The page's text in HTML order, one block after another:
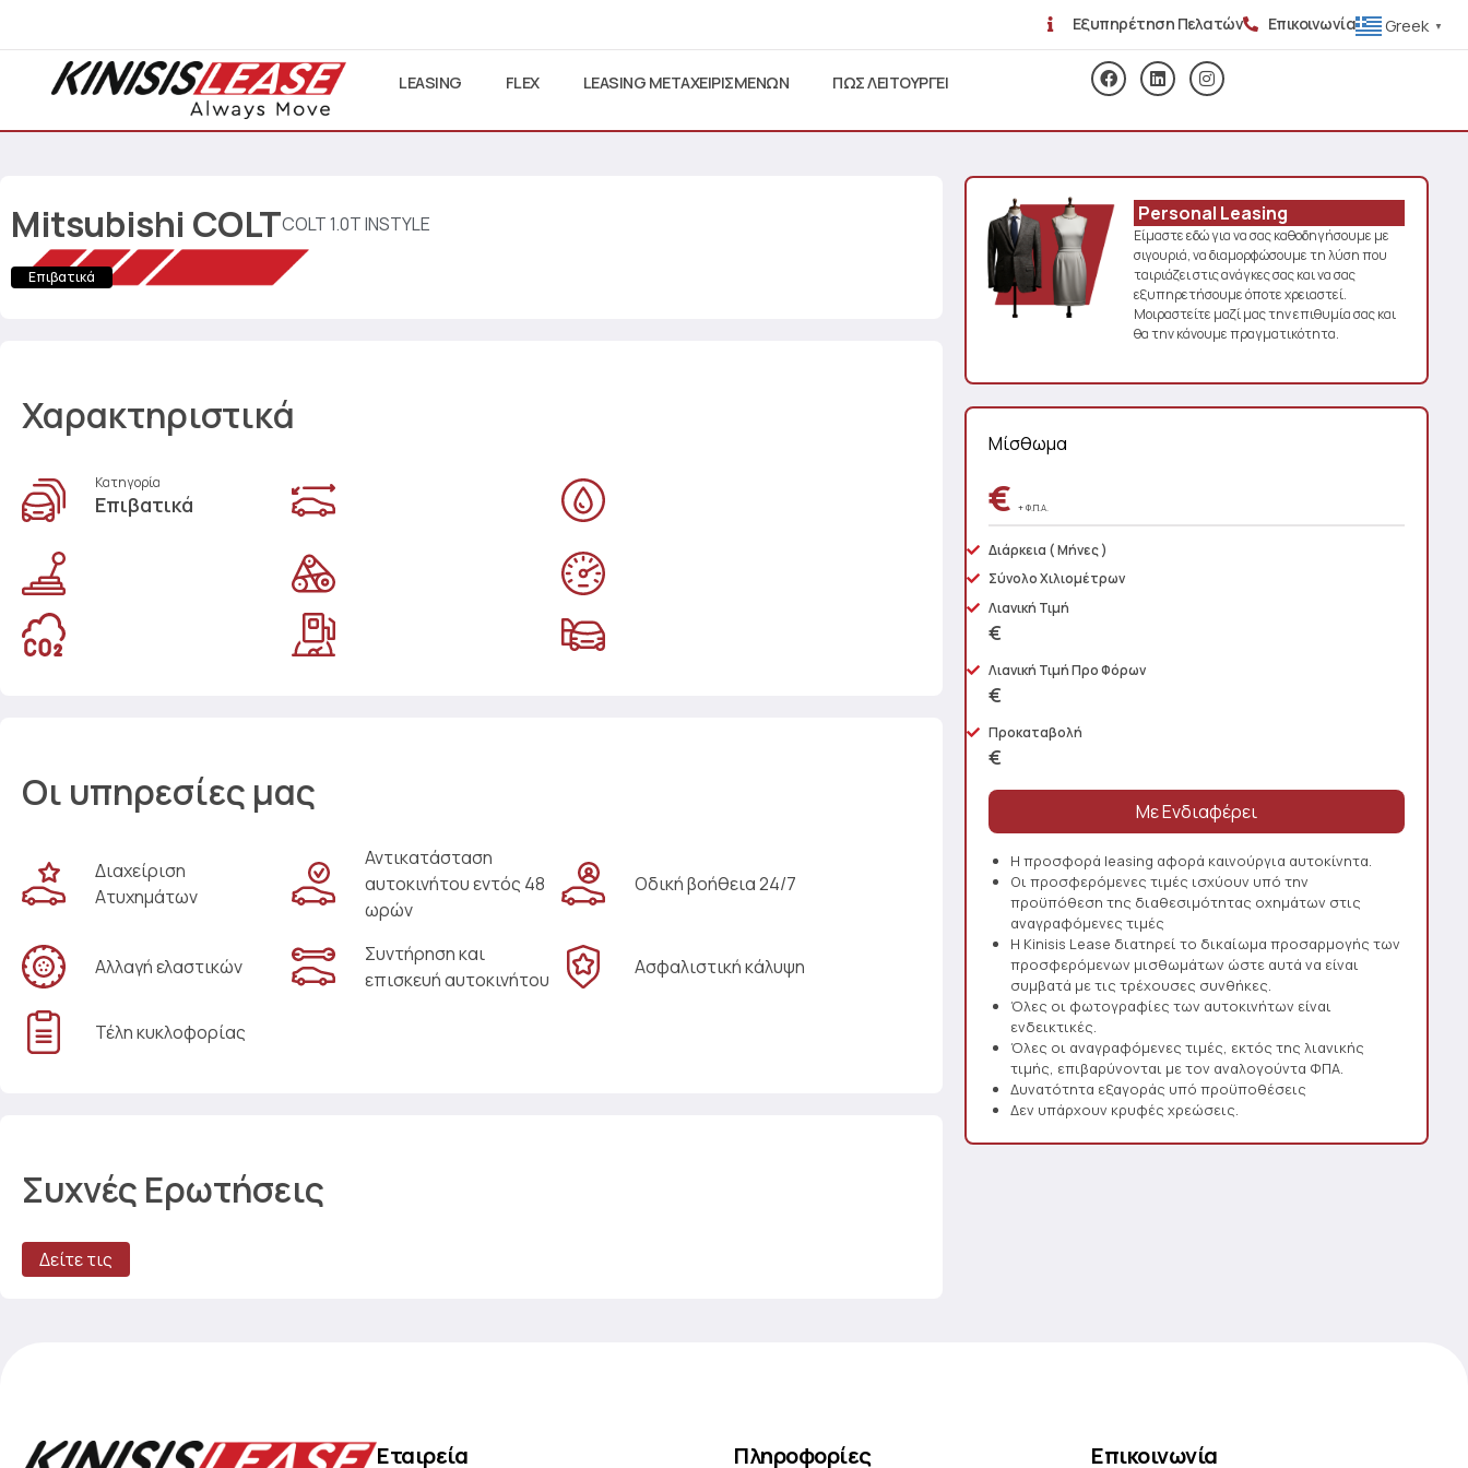
Εξυπηρέτηση Πελατών Επικοινωνία Greek ▼
LEASING FLEX LEASING ΜΕΤΑΧΕΙΡΙΣΜΕΝΩΝ ΠΩΣ ΛΕΙΤΟΥΡΓΕΙ
Mitsubishi COLTCOLT 1.0T INSTYLE
Επιβατικά
Χαρακτηριστικά
Κατηγορία
Επιβατικά
Οι υπηρεσίες μας
Διαχείριση
Ατυχημάτων
Αντικατάσταση
αυτοκινήτου εντός 48
ωρών
Οδική βοήθεια 24/7
Αλλαγή ελαστικών
Συντήρηση και
επισκευή αυτοκινήτου
Ασφαλιστική κάλυψη
Τέλη κυκλοφορίας
Συχνές Ερωτήσεις
Δείτε τις
Personal Leasing
Είμαστε εδώ για να σας καθοδηγήσουμε με
σιγουριά, να διαμορφώσουμε τη λύση που
ταιριάζει στις ανάγκες σας και να σας
εξυπηρετήσουμε όποτε χρειαστεί.
Μοιραστείτε μαζί μας την επιθυμία σας και
θα την κάνουμε πραγματικότητα.
Μίσθωμα
€+ Φ.Π.Α.
Διάρκεια ( Μήνες )
Σύνολο Χιλιομέτρων
Λιανική Τιμή
€
Λιανική Τιμή Προ Φόρων
€
Προκαταβολή
€
Η προσφορά leasing αφορά καινούργια αυτοκίνητα.
Οι προσφερόμενες τιμές ισχύουν υπό την
προϋπόθεση της διαθεσιμότητας οχημάτων στις
αναγραφόμενες τιμές
Η Kinisis Lease διατηρεί το δικαίωμα προσαρμογής των
προσφερόμενων μισθωμάτων ώστε αυτά να είναι
συμβατά με τις τρέχουσες συνθήκες.
Όλες οι φωτογραφίες των αυτοκινήτων είναι
ενδεικτικές.
Όλες οι αναγραφόμενες τιμές, εκτός της λιανικής
τιμής, επιβαρύνονται με τον αναλογούντα ΦΠΑ.
Δυνατότητα εξαγοράς υπό προϋποθέσεις
Δεν υπάρχουν κρυφές χρεώσεις.
Εταιρεία Πληροφορίες Επικοινωνία